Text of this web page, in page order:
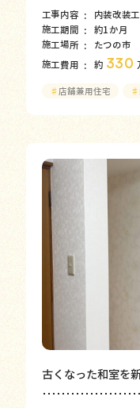
工事内容
内装改装
施工期間
約1か月
施工場所
たつの市
施工費用 約 330
♯ 店舗兼用住宅 ♯
古くなった和室を